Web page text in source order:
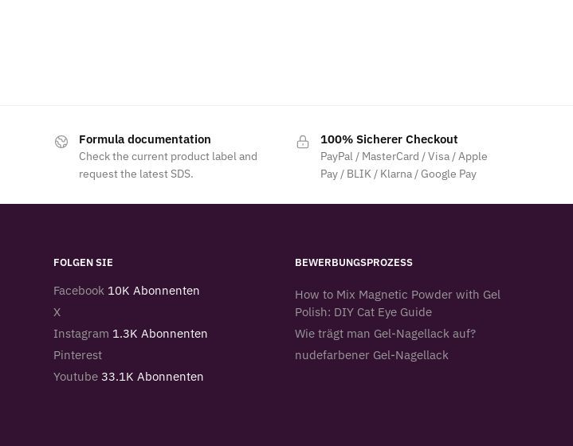
Formula documentation
Check the current product label and
request the latest SDS.
100% Sicherer Checkout
PayPal / MasterCard / Visa / Apple
Pay / BLIK / Klarna / Google Pay
FOLGEN SIE
Facebook 10K Abonnenten
X
Instagram 1.3K Abonnenten
Pinterest
Youtube 33.1K Abonnenten
BEWERBUNGSPROZESS
How to Mix Magnetic Powder with Gel
Polish: DIY Cat Eye Guide
Wie trägt man Gel-Nagellack auf?
nudefarbener Gel-Nagellack